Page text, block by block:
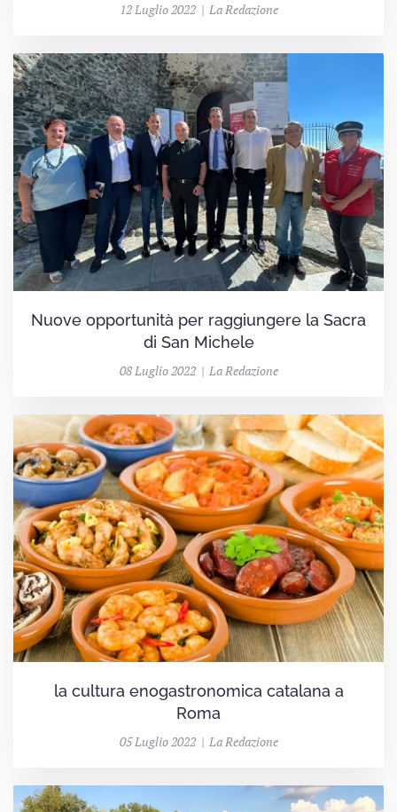
12 Luglio 2022 | La Redazione
Nuove opportunità per raggiungere la Sacra
di San Michele
08 Luglio 2022 | La Redazione
la cultura enogastronomica catalana a
Roma
05 Luglio 2022 | La Redazione